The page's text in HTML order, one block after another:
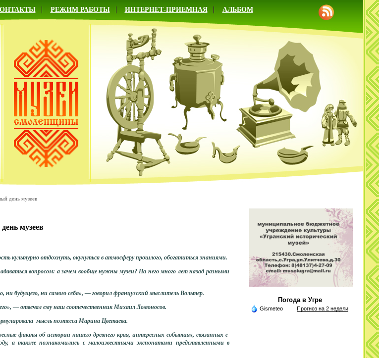
РЕЖИМ РАБОТЫ ИНТЕРНЕТ-ПРИЕМНАЯ АЛЬБОМ
день музеев
музеев
культурно отдохнуть, окунуться в атмосферу прошлого, обогатиться знаниями.
вопросом: а зачем вообще нужны музеи? На него много лет назад разными
будущего, ни самого себя», — говорил французский мыслитель Вольтер.
— отвечал ему наш соотечественник Михаил Ломоносов.
мысль поэтесса Марина Цветаева.
факты об истории нашего древнего края, интересных событиях, связанных с
а также познакомились с малоизвестными экспонатами представленными в
Погода в Угре
Gismeteo Прогноз на 2 недели